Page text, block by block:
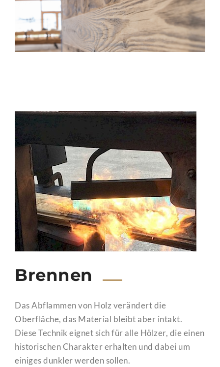
Brennen
Das Abflammen von Holz verändert die
Oberfläche, das Material bleibt aber intakt.
Diese Technik eignet sich für alle Hölzer, die einen
historischen Charakter erhalten und dabei um
einiges dunkler werden sollen.